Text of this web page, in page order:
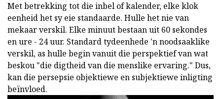
Met betrekking tot die inbel of kalender, elke klok
eenheid het sy eie standaarde. Hulle het nie van
mekaar verskil. Elke minuut bestaan uit 60 sekondes
en ure - 24 uur. Standard tydeenhede 'n noodsaaklike
verskil, as hulle begin vanuit die perspektief van wat
beskou "die digtheid van die menslike ervaring." Dus,
kan die persepsie objektiewe en subjektiewe inligting
beïnvloed.